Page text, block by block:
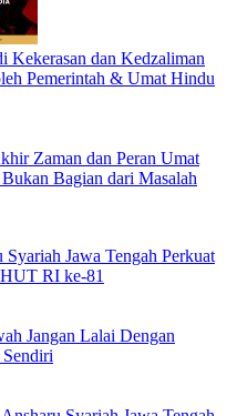
Kekerasan dan Kedzaliman
Pemerintah & Umat Hindu
Zaman dan Peran Umat
Bagian dari Masalah
Jawa Tengah Perkuat
RI ke-81
Jangan Lalai Dengan